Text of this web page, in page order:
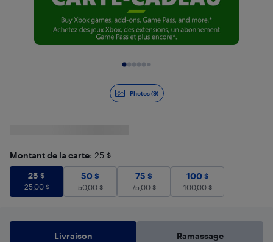
Photos (9)
Montant de la carte: 25 $
25 $
$
25 $
25,00$
50 $ $
50 $
50,00$
75 $ $
75 $
75,00 $
100 $
100 $
100,00$
Livraison Ramassage